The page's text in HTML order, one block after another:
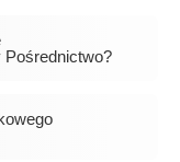
Pośrednictwo?